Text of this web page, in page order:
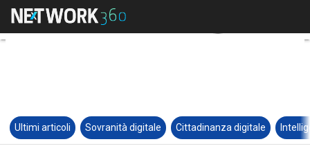
Ultimi articoli Sovranità digitale Cittadinanza digitale